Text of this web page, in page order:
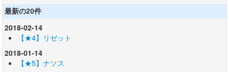
最新の20件
2018-02-14
【★4】リゼット
2018-01-14
【★5】ナソス